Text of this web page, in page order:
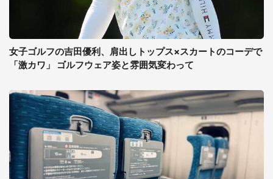
女子ゴルフの吉田優利、肩出しトップス×スカートのコーデで
「激カワ」 ゴルフウェア姿と雰囲気変わって